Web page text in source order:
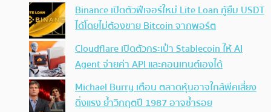
Binance เปิดตัวฟีเจอร์ใหม่ Lite Loan กู้ยืม USDT
ได้โดยไม่ต้องขาย Bitcoin จากพอร์ต
Cloudflare เปิดตัวกระเป๋า Stablecoin ให้ AI
Agent จ่ายค่า API และคอนเทนต์เองได้
Michael Burry เตือน ตลาดหุ้นอาจใกล้พีคเสี่ยง
ดิ่งแรง ย้ำวิกฤตปี 1987 อาจซ้ำรอย